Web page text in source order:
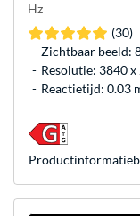
Hz
(30)
Zichtbaar beeld:
Resolutie: 3840
Reactietijd: 0.03